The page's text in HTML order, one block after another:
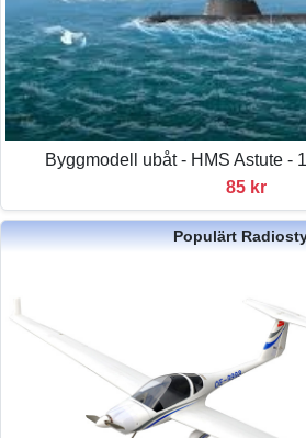
Byggmodell ubåt - HMS Astute -
85 kr
Populärt